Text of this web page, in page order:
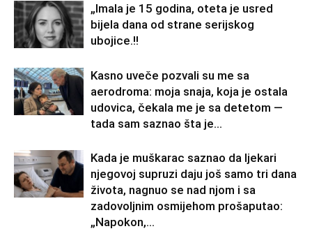
„Imala je 15 godina, oteta je usred
bijela dana od strane serijskog
ubojice.!!
Kasno uveče pozvali su me sa
aerodroma: moja snaja, koja je ostala
udovica, čekala me je sa detetom —
tada sam saznao šta je...
Kada je muškarac saznao da ljekari
njegovoj supruzi daju još samo tri dana
života, nagnuo se nad njom i sa
zadovoljnim osmijehom prošaputao:
„Napokon,...